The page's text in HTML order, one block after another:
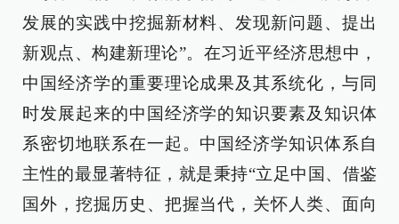
发展的实践中挖掘新材料、发现新问题、提出
新观点、构建新理论”。在习近平经济思想中，
中国经济学的重要理论成果及其系统化，与同
时发展起来的中国经济学的知识要素及知识体
系密切地联系在一起。中国经济学知识体系自
主性的最显著特征，就是秉持“立足中国、借鉴
国外，挖掘历史、把握当代，关怀人类、面向